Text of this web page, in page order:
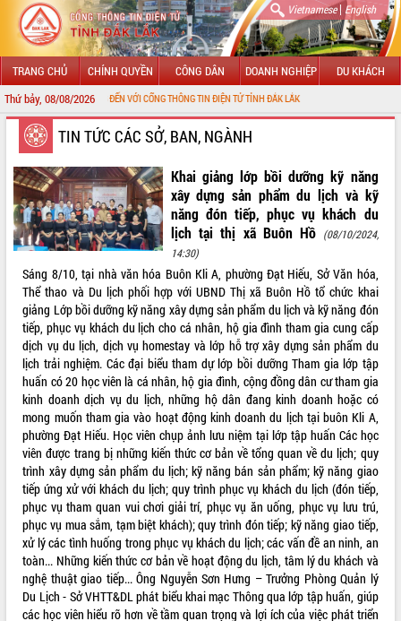
Vietnamese| English
TRANG CHỦ CHÍNH QUYỀN CÔNG DÂN DOANH NGHIỆP DU KHÁCH
Thứ bảy, 08/08/2026
MỪNG ĐẾN VỚI CỔNG THÔNG TIN ĐIỆN TỬ TỈNH ĐẮK LẮK
GIỚI THIỆU
LÃNH ĐẠO UBND TỈNH
TIN TỨC SỰ KIỆN
SỞ, BAN, NGÀNH
UBND CÁC XÃ, PHƯỜNG
THÔNG TIN CHỈ ĐẠO ĐIỀU HÀNH
HỆ THỐNG VĂN BẢN
VĂN BẢN HĐND TỈNH
ĐIỂM TIN VĂN BẢN
QUY HOẠCH - KẾ HOẠCH
TIN TỨC CÁC SỞ, BAN, NGÀNH
Khai giảng lớp bồi dưỡng kỹ năng
xây dựng sản phẩm du lịch và kỹ
năng đón tiếp, phục vụ khách du
lịch tại thị xã Buôn Hồ (08/10/2024,
14:30)
Sáng 8/10, tại nhà văn hóa Buôn Kli A, phường Đạt Hiếu, Sở Văn hóa,
Thể thao và Du lịch phối hợp với UBND Thị xã Buôn Hồ tổ chức khai
giảng Lớp bồi dưỡng kỹ năng xây dựng sản phẩm du lịch và kỹ năng đón
tiếp, phục vụ khách du lịch cho cá nhân, hộ gia đình tham gia cung cấp
dịch vụ du lịch, dịch vụ homestay và lớp hỗ trợ xây dựng sản phẩm du
lịch trải nghiệm. Các đại biểu tham dự lớp bồi dưỡng Tham gia lớp tập
huấn có 20 học viên là cá nhân, hộ gia đình, cộng đồng dân cư tham gia
kinh doanh dịch vụ du lịch, những hộ dân đang kinh doanh hoặc có
mong muốn tham gia vào hoạt động kinh doanh du lịch tại buôn Kli A,
phường Đạt Hiếu. Học viên chụp ảnh lưu niệm tại lớp tập huấn Các học
viên được trang bị những kiến thức cơ bản về tổng quan về du lịch; quy
trình xây dựng sản phẩm du lịch; kỹ năng bán sản phẩm; kỹ năng giao
tiếp ứng xử với khách du lịch; quy trình phục vụ khách du lịch (đón tiếp,
phục vụ tham quan vui chơi giải trí, phục vụ ăn uống, phục vụ lưu trú,
phục vụ mua sắm, tạm biệt khách); quy trình đón tiếp; kỹ năng giao tiếp,
xử lý các tình huống trong phục vụ khách du lịch; các vấn đề an ninh, an
toàn... Những kiến thức cơ bản về hoạt động du lịch, tâm lý du khách và
nghệ thuật giao tiếp... Ông Nguyễn Sơn Hưng – Trưởng Phòng Quản lý
Du Lịch - Sở VHTT&DL phát biểu khai mạc Thông qua lớp tập huấn, giúp
các học viên hiểu rõ hơn về tầm quan trọng và lợi ích của việc phát triển